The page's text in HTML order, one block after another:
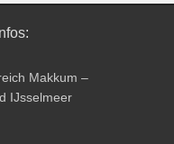
Makkum –
IJsselmeer